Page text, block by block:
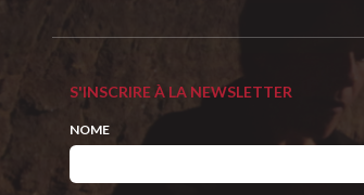
S'INSCRIRE À LA NEWSLETTER
NOME